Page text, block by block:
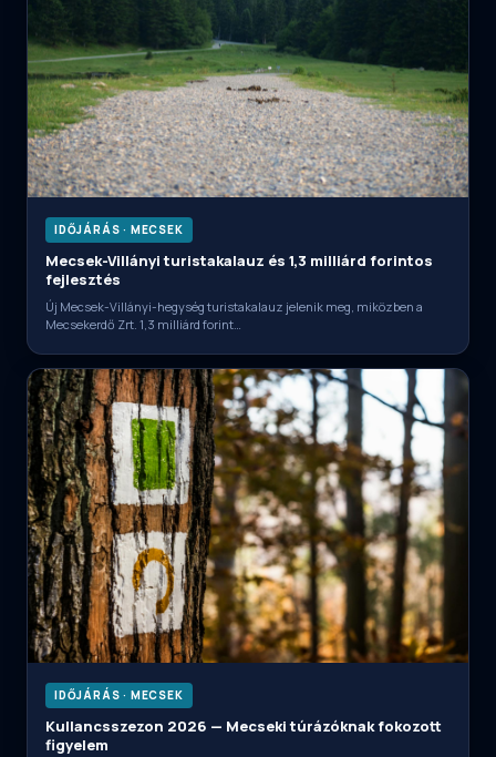
IDŐJÁRÁS · MECSEK
Mecsek-Villányi turistakalauz és 1,3 milliárd forintos
fejlesztés
Új Mecsek-Villányi-hegység turistakalauz jelenik meg, miközben a
Mecsekerdő Zrt. 1,3 milliárd forint…
IDŐJÁRÁS · MECSEK
Kullancsszezon 2026 — Mecseki túrázóknak fokozott
figyelem